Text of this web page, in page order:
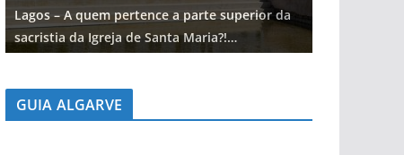
Lagos – A quem pertence a parte superior da
sacristia da Igreja de Santa Maria?!…
GUIA ALGARVE